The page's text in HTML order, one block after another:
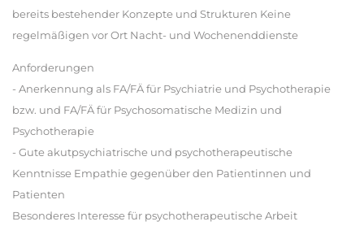
bereits bestehender Konzepte und Strukturen Keine
regelmäßigen vor Ort Nacht- und Wochenenddienste
Anforderungen
- Anerkennung als FA/FÄ für Psychiatrie und Psychotherapie
bzw. und FA/FÄ für Psychosomatische Medizin und
Psychotherapie
- Gute akutpsychiatrische und psychotherapeutische
Kenntnisse Empathie gegenüber den Patientinnen und
Patienten
Besonderes Interesse für psychotherapeutische Arbeit